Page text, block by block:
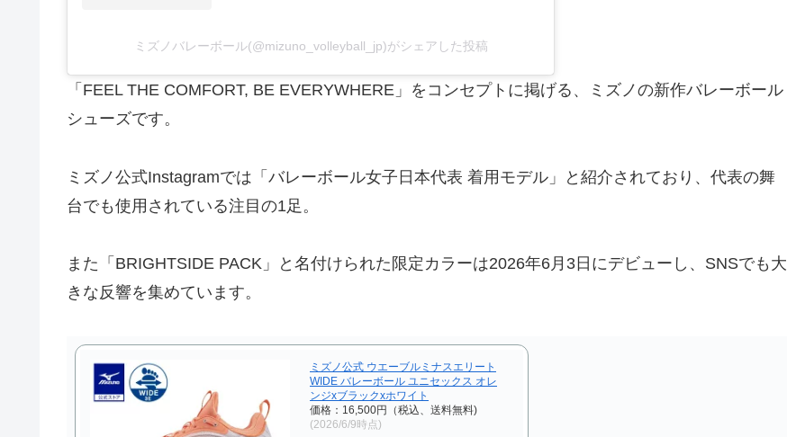
ミズノバレーボール(@mizuno_volleyball_jp)がシェアした投稿
「FEEL THE COMFORT, BE EVERYWHERE」をコンセプトに掲げる、ミズノの新作バレーボール
シューズです。
ミズノ公式Instagramでは「バレーボール女子日本代表 着用モデル」と紹介されており、代表の舞
台でも使用されている注目の1足。
また「BRIGHTSIDE PACK」と名付けられた限定カラーは2026年6月3日にデビューし、SNSでも大
きな反響を集めています。
ミズノ公式 ウエーブルミナスエリート
WIDE バレーボール ユニセックス オレ
ンジxブラックxホワイト
価格：16,500円（税込、送料無料)
(2026/6/9時点)